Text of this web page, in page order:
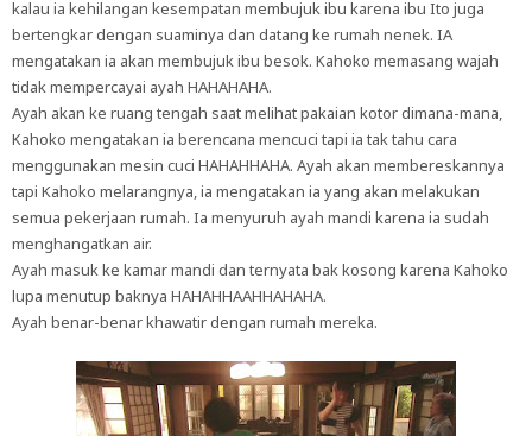
kalau ia kehilangan kesempatan membujuk ibu karena ibu Ito juga
bertengkar dengan suaminya dan datang ke rumah nenek. IA
mengatakan ia akan membujuk ibu besok. Kahoko memasang wajah
tidak mempercayai ayah HAHAHAHA.
Ayah akan ke ruang tengah saat melihat pakaian kotor dimana-mana,
Kahoko mengatakan ia berencana mencuci tapi ia tak tahu cara
menggunakan mesin cuci HAHAHHAHA. Ayah akan membereskannya
tapi Kahoko melarangnya, ia mengatakan ia yang akan melakukan
semua pekerjaan rumah. Ia menyuruh ayah mandi karena ia sudah
menghangatkan air.
Ayah masuk ke kamar mandi dan ternyata bak kosong karena Kahoko
lupa menutup baknya HAHAHHAAHHAHAHA.
Ayah benar-benar khawatir dengan rumah mereka.